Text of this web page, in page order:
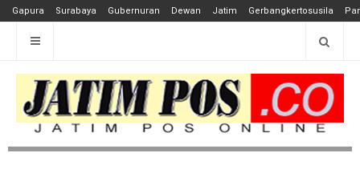
Gapura Surabaya Gubernuran Dewan Jatim Gerbangkertosusila